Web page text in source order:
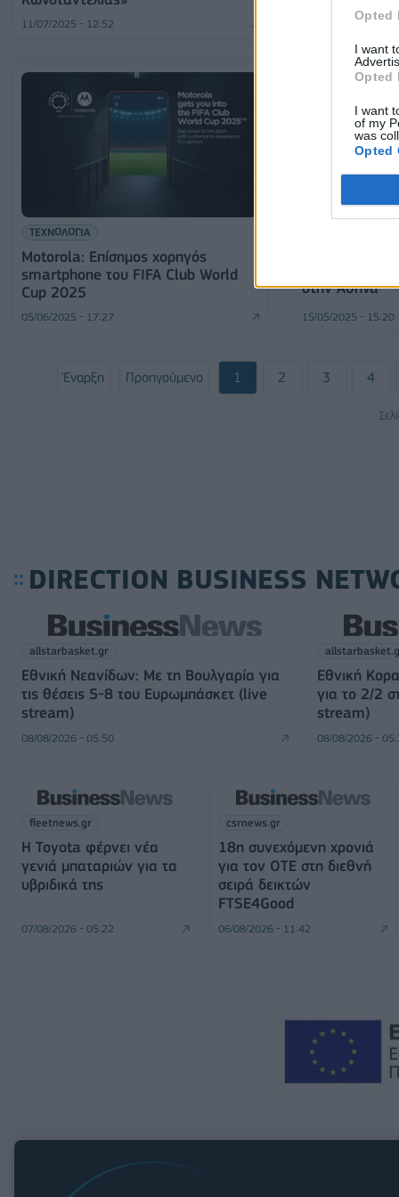
Opted
I want
Opted
I want
of my
was
Opted
11/07/2025 - 12:52 25/06/2025 - 13:01
ΤΕΧΝΟΛΟΓΙΑ
Motorola: Επίσημος χορηγός
smartphone του FIFA Club World
Cup 2025
05/06/2025 - 17:27
Bitget και
στην Αθήνα
15/05/2025 - 15:20
Έναρξη Προηγούμενο 1 2 3 4
DIRECTION BUSINESS
allstarbasket.gr
Εθνική Νεανίδων: Με τη Βουλγαρία για
τις θέσεις 5-8 του Ευρωμπάσκετ (live
stream)
08/08/2026 - 05:50
Εθνική
για το 2/2
stream)
08/08/2026 -
fleetnews.gr
Η Toyota φέρνει νέα
γενιά μπαταριών για τα
υβριδικά της
07/08/2026 - 05:22
csrnews.gr
18η συνεχόμενη χρονιά
για τον ΟΤΕ στη διεθνή
σειρά δεικτών
FTSE4Good
06/08/2026 - 11:42